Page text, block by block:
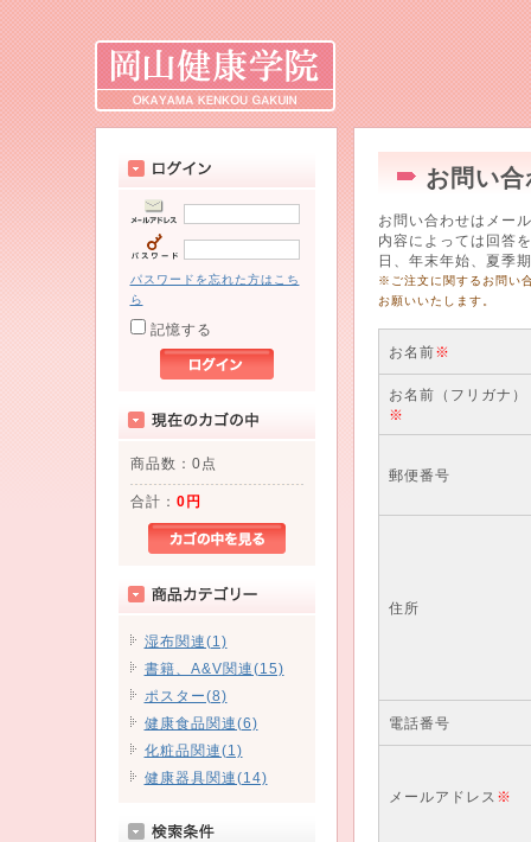
パスワードを忘れた方はこち
ら
記憶する
商品数：0点
合計： 0円
湿布関連(1)
書籍、A&V関連(15)
ポスター(8)
健康食品関連(6)
化粧品関連(1)
健康器具関連(14)
お問い合
お問い合わせはメー
内容によっては回答
日、年末年始、夏季
※ご注文に関するお問い
お願いいたします。
お名前※
お名前（フリガナ）
※
郵便番号
住所
電話番号
メールアドレス ※